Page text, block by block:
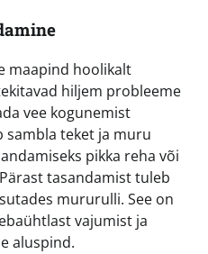
maapind hoolikalt
hiljem probleeme
vee kogunemist
sambla teket ja muru
pikka reha või
tasandamist tuleb
mururulli. See on
vajumist ja
aluspind.